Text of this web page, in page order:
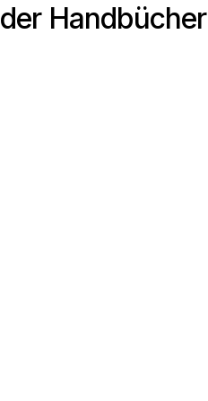
Handbücher